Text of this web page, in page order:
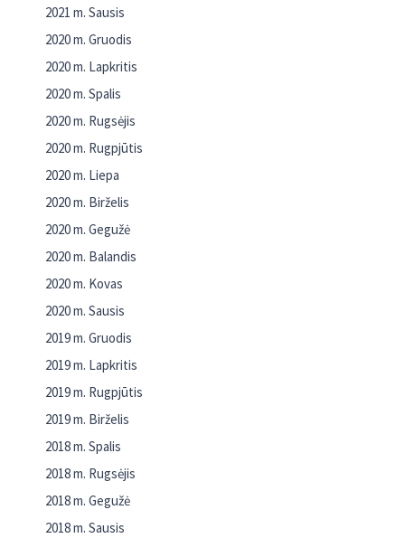
2021 m. Sausis
2020 m. Gruodis
2020 m. Lapkritis
2020 m. Spalis
2020 m. Rugsėjis
2020 m. Rugpjūtis
2020 m. Liepa
2020 m. Birželis
2020 m. Gegužė
2020 m. Balandis
2020 m. Kovas
2020 m. Sausis
2019 m. Gruodis
2019 m. Lapkritis
2019 m. Rugpjūtis
2019 m. Birželis
2018 m. Spalis
2018 m. Rugsėjis
2018 m. Gegužė
2018 m. Sausis